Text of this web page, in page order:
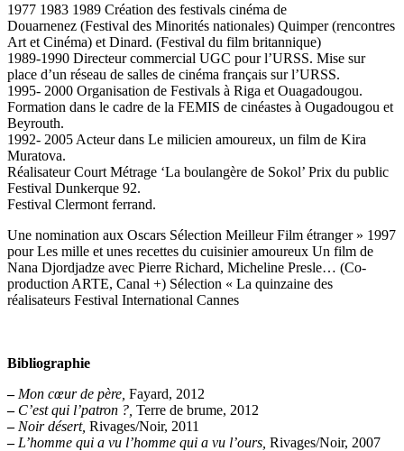
1977 1983 1989 Création des festivals cinéma de
Douarnenez (Festival des Minorités nationales) Quimper (rencontres
Art et Cinéma) et Dinard. (Festival du film britannique)
1989-1990 Directeur commercial UGC pour l’URSS. Mise sur
place d’un réseau de salles de cinéma français sur l’URSS.
1995- 2000 Organisation de Festivals à Riga et Ouagadougou.
Formation dans le cadre de la FEMIS de cinéastes à Ougadougou et
Beyrouth.
1992- 2005 Acteur dans Le milicien amoureux, un film de Kira
Muratova.
Réalisateur Court Métrage ‘La boulangère de Sokol’ Prix du public
Festival Dunkerque 92.
Festival Clermont ferrand.
Une nomination aux Oscars Sélection Meilleur Film étranger » 1997
pour Les mille et unes recettes du cuisinier amoureux Un film de
Nana Djordjadze avec Pierre Richard, Micheline Presle… (Co-
production ARTE, Canal +) Sélection « La quinzaine des
réalisateurs Festival International Cannes
Bibliographie
– Mon cœur de père, Fayard, 2012
– C’est qui l’patron ?, Terre de brume, 2012
– Noir désert, Rivages/Noir, 2011
– L’homme qui a vu l’homme qui a vu l’ours, Rivages/Noir, 2007